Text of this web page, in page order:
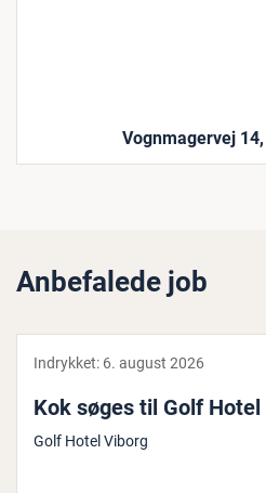
Vognmagervej
Anbefalede job
Indrykket: 6. august 2026
Kok søges til Golf
Golf Hotel Viborg